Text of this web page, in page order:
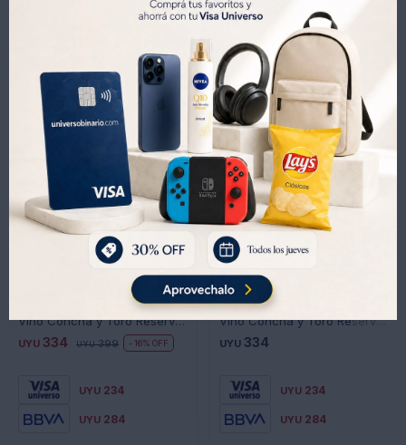
Productos que te pueden interesar
Vino Concha y Toro Reservado Carmenere - CARMENERE
UYU 334 UYU 399 16
UYU 234
UYU 284
Vino Concha y Toro Reservado Cabernet Sauvignon - CABERNET-SAUVIGNON
UYU 334
UYU 234
UYU 284